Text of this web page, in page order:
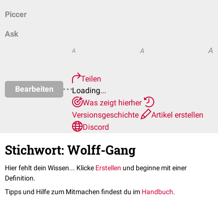
Piccer
Ask
Bearbeiten
A A A
Teilen
Loading...
Was zeigt hierher
Versionsgeschichte
Artikel erstellen
Discord
Stichwort: Wolff-Gang
Hier fehlt dein Wissen... Klicke Erstellen und beginne mit einer
Definition.
Tipps und Hilfe zum Mitmachen findest du im Handbuch.